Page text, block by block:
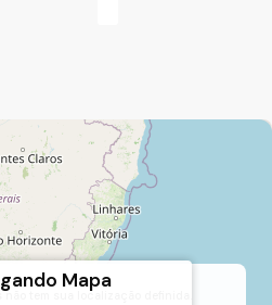
Mapa
não tem sua localização definida.